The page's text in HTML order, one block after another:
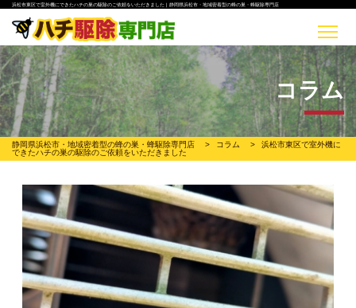
浜松市東区で室外機にできたハチの巣の駆除のご依頼をいただきました | 静岡県浜松市・地域密着型の蜂の巣・蜂駆除専門店
コラム
静岡県浜松市・地域密着型の蜂の巣・蜂駆除専門店 > コラム >
浜松市東区で室外機に
できたハチの巣の駆除のご依頼をいただきました